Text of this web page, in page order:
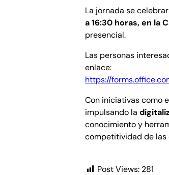
La jornada se
a 16:30 horas, en la
presencial.
Las personas
enlace:
https://
Con iniciativas como
impulsando la
conocimiento y
competitividad de las
Post Views: 281